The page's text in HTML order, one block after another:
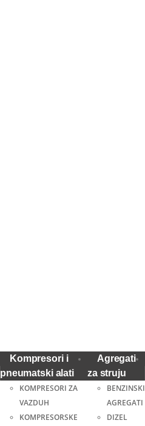
Kompresori i
pneumatski alati
KOMPRESORI ZA
VAZDUH
KOMPRESORSKE
Agregati
za struju
BENZINSKI
AGREGATI
DIZEL